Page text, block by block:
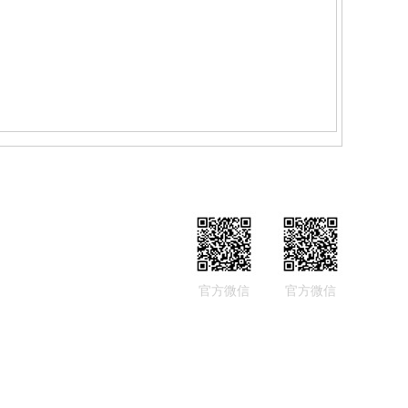
官方微信 官方微信